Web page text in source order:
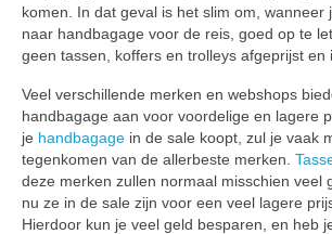
komen. In dat geval is het slim om, wanneer
naar handbagage voor de reis, goed op te
geen tassen, koffers en trolleys afgeprijst en
Veel verschillende merken en webshops
handbagage aan voor voordelige en lagere
je handbagage in de sale koopt, zul je vaak
tegenkomen van de allerbeste merken.
deze merken zullen normaal misschien veel
nu ze in de sale zijn voor een veel lagere
Hierdoor kun je veel geld besparen, en heb